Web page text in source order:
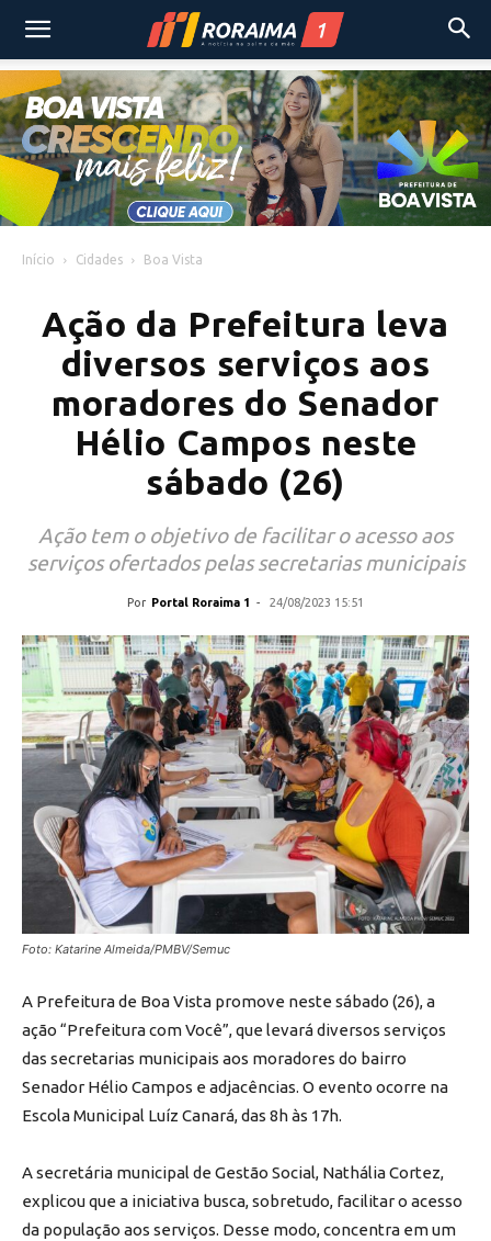
Início Cidades Boa Vista
Ação da Prefeitura leva
diversos serviços aos
moradores do Senador
Hélio Campos neste
sábado (26)
Ação tem o objetivo de facilitar o acesso aos
serviços ofertados pelas secretarias municipais
Por Portal Roraima 1 - 24/08/2023 15:51
Foto: Katarine Almeida/PMBV/Semuc
A Prefeitura de Boa Vista promove neste sábado (26), a
ação “Prefeitura com Você”, que levará diversos serviços
das secretarias municipais aos moradores do bairro
Senador Hélio Campos e adjacências. O evento ocorre na
Escola Municipal Luíz Canará, das 8h às 17h.
A secretária municipal de Gestão Social, Nathália Cortez,
explicou que a iniciativa busca, sobretudo, facilitar o acesso
da população aos serviços. Desse modo, concentra em um